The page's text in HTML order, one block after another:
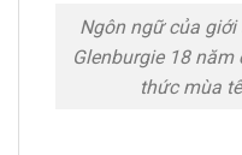
Ngôn ngữ của giới
Glenburgie 18
thức mùa